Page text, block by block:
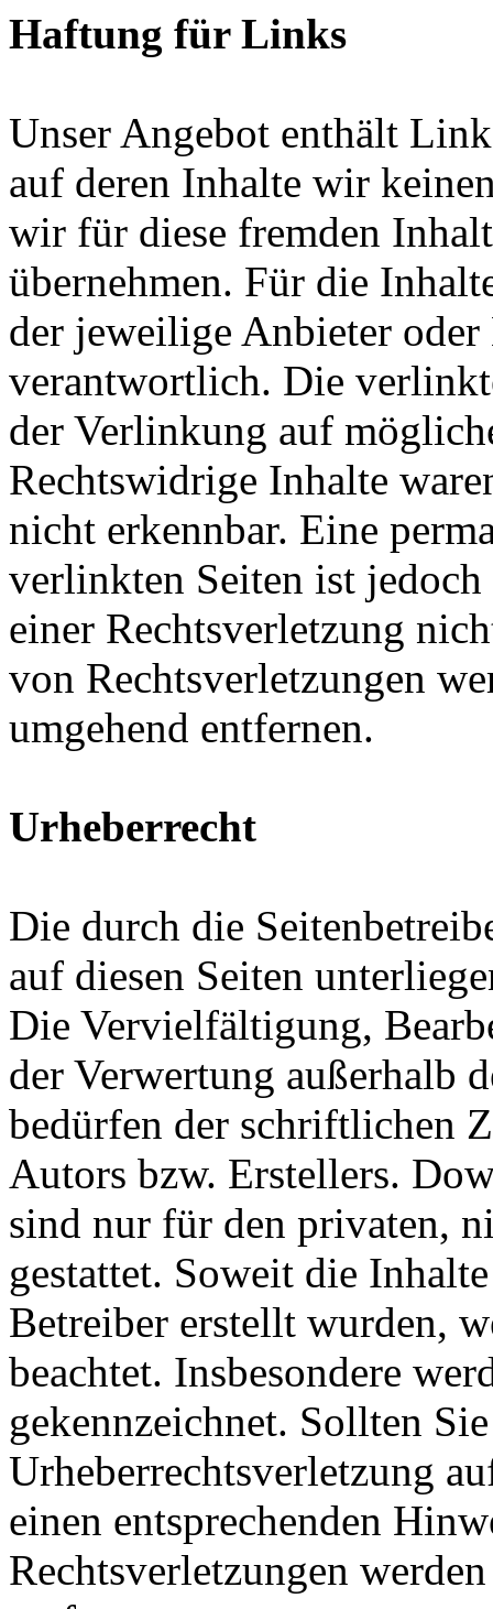
Haftung für Links
Unser Angebot enthält
auf deren Inhalte wir
wir für diese fremden
übernehmen. Für die
der jeweilige Anbieter oder
verantwortlich. Die
der Verlinkung auf
Rechtswidrige Inhalte
nicht erkennbar. Eine
verlinkten Seiten ist
einer Rechtsverletzung
von Rechtsverletzungen
umgehend entfernen.
Urheberrecht
Die durch die
auf diesen Seiten
Die Vervielfältigung,
der Verwertung außerhalb
bedürfen der schriftlichen
Autors bzw. Erstellers.
sind nur für den privaten,
gestattet. Soweit die
Betreiber erstellt wurden,
beachtet. Insbesondere
gekennzeichnet. Sollten
Urheberrechtsverletzung
einen entsprechenden
Rechtsverletzungen